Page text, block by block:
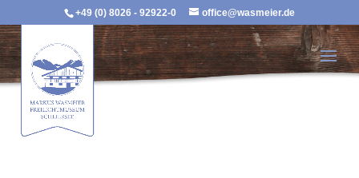
+49 (0) 8026 - 92922-0 office@wasmeier.de